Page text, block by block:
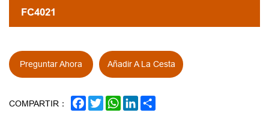
FC4021
Preguntar Ahora Añadir A La Cesta
COMPARTIR： FACEBOOK
TWITTERWHATSAPP
LINKEDIN